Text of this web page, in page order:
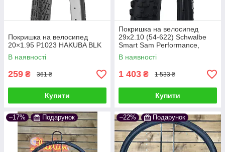
Покришка на велосипед
20×1.95 P1023 HAKUBA BLK
В наявності
259 ₴ 361 ₴
Купити
Покришка на велосипед
29x2.10 (54-622) Schwalbe
Smart Sam Performance,
ADDIX, B/B-SK
В наявності
1 403 ₴ 1 533 ₴
Купити
–17% Подарунок –22% Подарунок